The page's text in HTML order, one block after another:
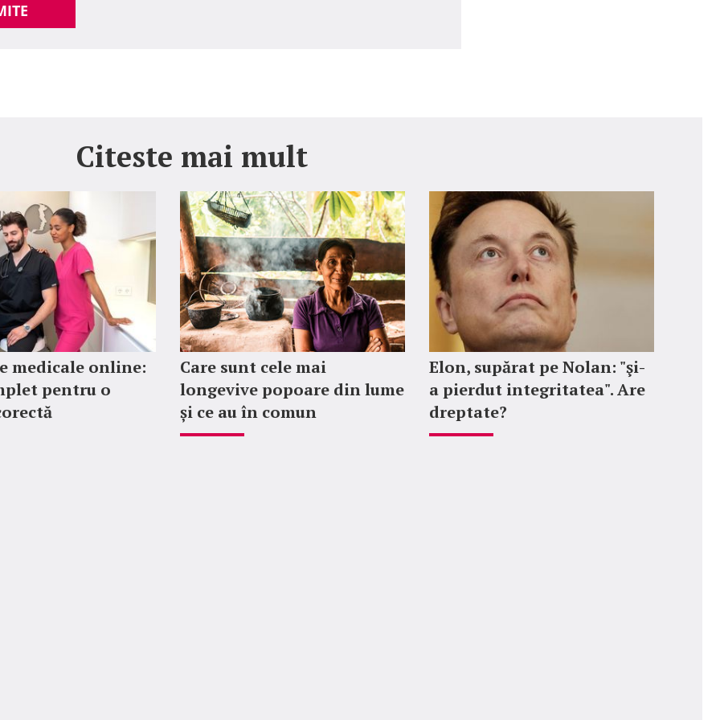
Citeste mai mult
medicale online:
pentru o
Care sunt cele mai
longevive popoare din lume
și ce au în comun
Elon, supărat pe Nolan: "şi-
a pierdut integritatea". Are
dreptate?